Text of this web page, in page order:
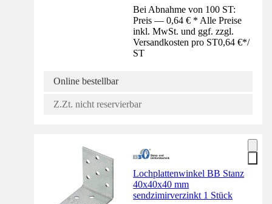
Bei Abnahme von 100 ST:
Preis — 0,64 € * Alle Preise
inkl. MwSt. und ggf. zzgl.
Versandkosten pro ST0,64 €*/
ST
Online bestellbar
Z.Zt. nicht reservierbar
Lochplattenwinkel BB Stanz
40x40x40 mm
sendzimirverzinkt 1 Stück